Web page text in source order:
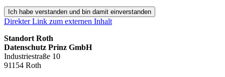
Ich habe verstanden und bin damit einverstanden
Direkter Link zum externen Inhalt
Standort Roth
Datenschutz Prinz GmbH
Industriestraße 10
91154 Roth